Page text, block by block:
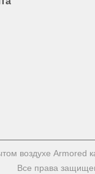
воздухе Armored
Все права